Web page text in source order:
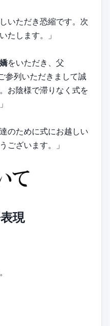
いただき恐縮です。次
たします。」
をいただき、父
列いただきまして誠
お陰様で滞りなく式を
のために式にお越しい
ございます。」
現